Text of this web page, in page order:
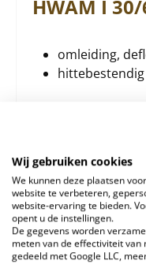
HWAM I
omleiding,
hittebestendig
Vergelijkbare
Productgalerij
Wij gebruiken cookies
We kunnen deze plaatsen
website te verbeteren,
website-ervaring te bieden.
opent u de instellingen.
De gegevens worden
meten van de effectiviteit van
gedeeld met Google LLC,